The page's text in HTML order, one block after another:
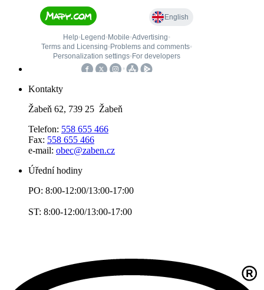
Kontakty
Žabeň 62, 739 25 Žabeň
Telefon: 558 655 466
Fax: 558 655 466
e-mail: obec@zaben.cz
Úřední hodiny
PO: 8:00-12:00/13:00-17:00
ST: 8:00-12:00/13:00-17:00